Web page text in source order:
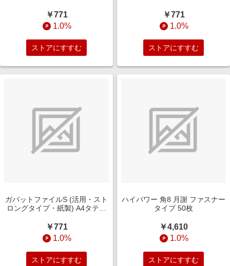
￥771
1.0%
ストアにすすむ
￥771
1.0%
ストアにすすむ
ガバットファイルS (活用・スト
ロングタイプ・紙製) A4タテ型
￥771
1.0%
ストアにすすむ
ハイパワー 角8 月謝 ファスナー
タイプ 50枚
￥4,610
1.0%
ストアにすすむ